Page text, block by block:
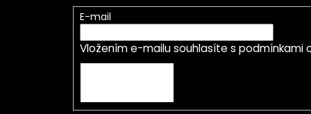
E-mail
Vložením e-mailu souhlasíte s podmínkami